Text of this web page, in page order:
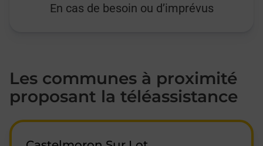
En cas de besoin ou d’imprévus
Les communes à proximité
proposant la téléassistance